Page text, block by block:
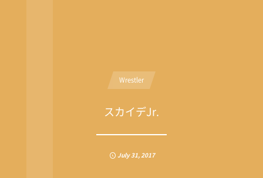
Wrestler
スカイデJr.
July31, 2017